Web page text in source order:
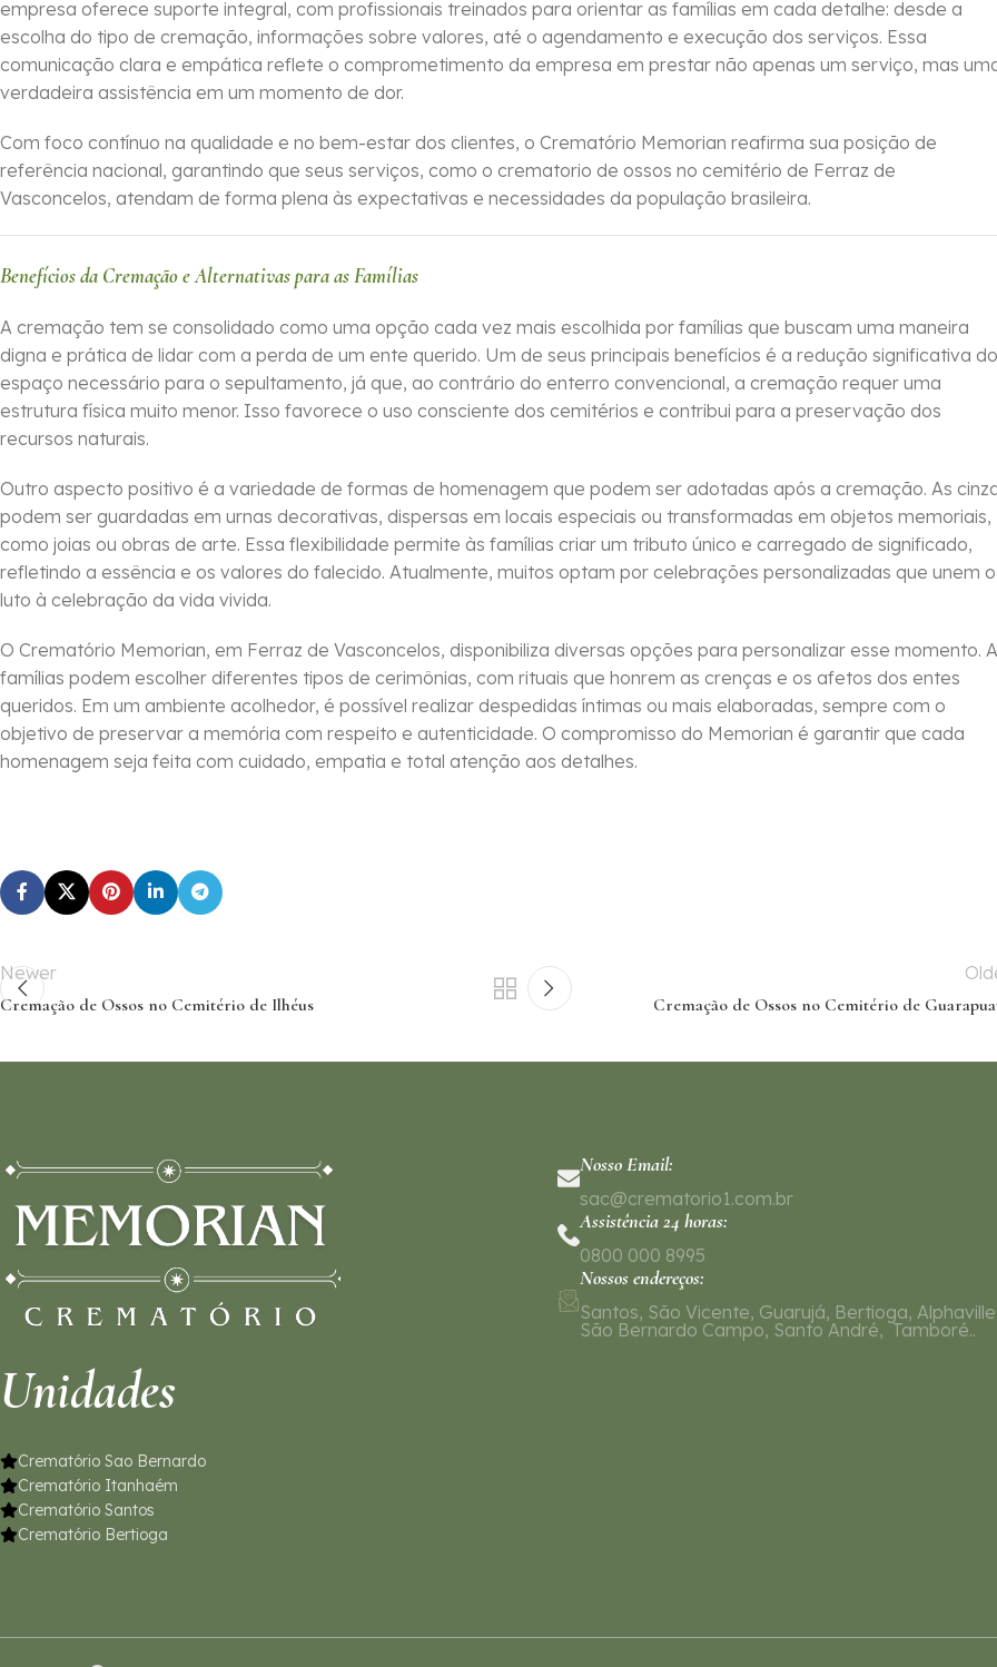
empresa oferece suporte integral, com profissionais treinados para orientar as famílias em cada detalhe: desde a
escolha do tipo de cremação, informações sobre valores, até o agendamento e execução dos serviços. Essa
comunicação clara e empática reflete o comprometimento da empresa em prestar não apenas um serviço, mas
verdadeira assistência em um momento de dor.
Com foco contínuo na qualidade e no bem-estar dos clientes, o Crematório Memorian reafirma sua posição de
referência nacional, garantindo que seus serviços, como o crematorio de ossos no cemitério de Ferraz de
Vasconcelos, atendam de forma plena às expectativas e necessidades da população brasileira.
Benefícios da Cremação e Alternativas para as Famílias
A cremação tem se consolidado como uma opção cada vez mais escolhida por famílias que buscam uma maneira
digna e prática de lidar com a perda de um ente querido. Um de seus principais benefícios é a redução significativa do
espaço necessário para o sepultamento, já que, ao contrário do enterro convencional, a cremação requer uma
estrutura física muito menor. Isso favorece o uso consciente dos cemitérios e contribui para a preservação dos
recursos naturais.
Outro aspecto positivo é a variedade de formas de homenagem que podem ser adotadas após a cremação. As
podem ser guardadas em urnas decorativas, dispersas em locais especiais ou transformadas em objetos memoriais,
como joias ou obras de arte. Essa flexibilidade permite às famílias criar um tributo único e carregado de significado,
refletindo a essência e os valores do falecido. Atualmente, muitos optam por celebrações personalizadas que unem o
luto à celebração da vida vivida.
O Crematório Memorian, em Ferraz de Vasconcelos, disponibiliza diversas opções para personalizar esse momento.
famílias podem escolher diferentes tipos de cerimônias, com rituais que honrem as crenças e os afetos dos entes
queridos. Em um ambiente acolhedor, é possível realizar despedidas íntimas ou mais elaboradas, sempre com o
objetivo de preservar a memória com respeito e autenticidade. O compromisso do Memorian é garantir que cada
homenagem seja feita com cuidado, empatia e total atenção aos detalhes.
Newer
Cremação de Ossos no Cemitério de Ilhéus
Cremação de Ossos no Cemitério de
Unidades
Crematório Sao Bernardo
Crematório Itanhaém
Crematório Santos
Crematório Bertioga
Nosso Email:
sac@crematorio1.com.br
Assistência 24 horas:
0800 000 8995
Nossos endereços:
Santos, São Vicente, Guarujá, Bertioga,
São Bernardo Campo, Santo André, Tamboré..